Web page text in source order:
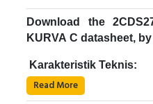
Download the
KURVA C datasheet,
Karakteristik Teknis:
Kode Produk:
Read More